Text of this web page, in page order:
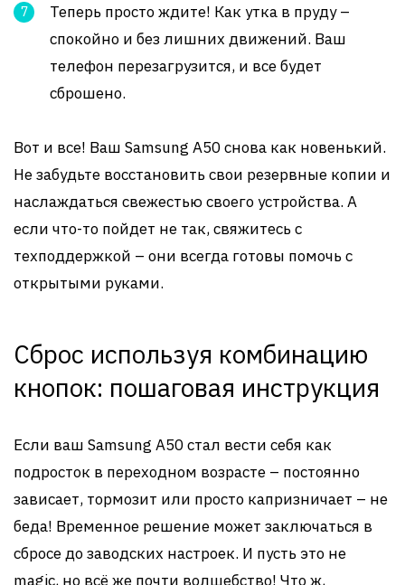
Теперь просто ждите! Как утка в пруду –
спокойно и без лишних движений. Ваш
телефон перезагрузится, и все будет
сброшено.
Вот и все! Ваш Samsung A50 снова как новенький.
Не забудьте восстановить свои резервные копии и
наслаждаться свежестью своего устройства. А
если что-то пойдет не так, свяжитесь с
техподдержкой – они всегда готовы помочь с
открытыми руками.
Сброс используя комбинацию
кнопок: пошаговая инструкция
Если ваш Samsung A50 стал вести себя как
подросток в переходном возрасте – постоянно
зависает, тормозит или просто капризничает – не
беда! Временное решение может заключаться в
сбросе до заводских настроек. И пусть это не
magic, но всё же почти волшебство! Что ж,